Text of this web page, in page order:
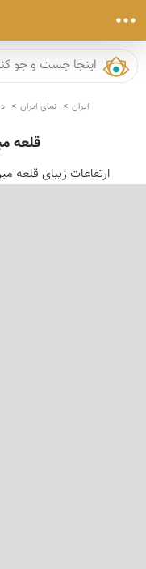
ایران نمای ایران
قلعه
ارتفاعات زیبای قلعه